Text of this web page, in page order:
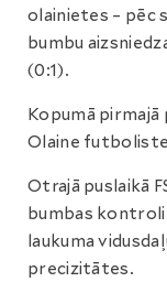
olainietes – pēc
bumbu
(0:1).
Kopumā pirmajā
Olaine
Otrajā puslaikā
bumbas kontroli
laukuma
precizitātes.